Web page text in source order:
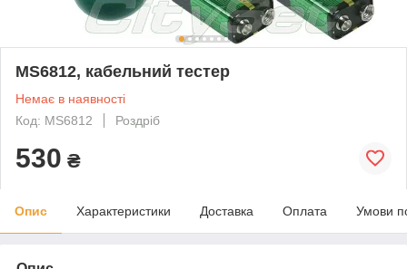
MS6812, кабельний тестер
Немає в наявності
Код: MS6812
Роздріб
530 ₴
Опис Характеристики Доставка Оплата Умови